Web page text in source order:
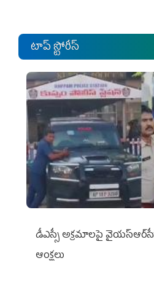
టాప్ స్టోరీస్
డీఎస్సీ అక్రమాలపై
ఆంక్షలు